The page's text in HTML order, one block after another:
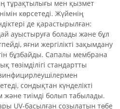
тұрақтылығы мен қызмет
көрсетеді. Жүйенің
де қарастырылған:
ауыстыруға болады және бұл
яғни жергілікті зақымдану
бұзбайды. Сапалы мембрана
стандартты
сондықтан күнделікті
және тиімді болып табылады.
UV-басылған созылатын төбе